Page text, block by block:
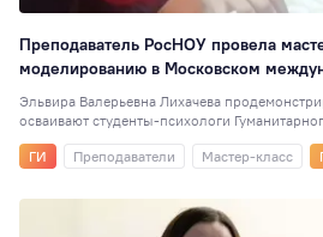
Преподаватель РосНОУ провела
моделированию в Московском
Эльвира Валерьевна Лихачева
осваивают студенты-психологи
ГИ
Преподаватели Мастер-класс